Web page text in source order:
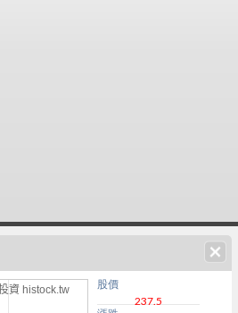
資 histock.tw
股價
237.5